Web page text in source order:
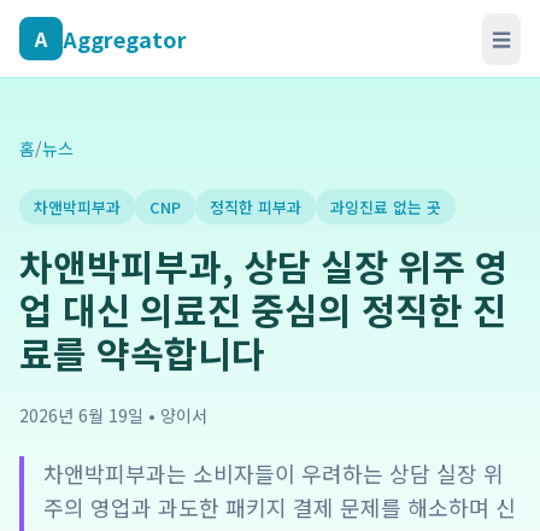
A Aggregator ☰
홈/뉴스
차앤박피부과 CNP 정직한 피부과 과잉진료 없는 곳
차앤박피부과, 상담 실장 위주 영
업 대신 의료진 중심의 정직한 진
료를 약속합니다
2026년 6월 19일 • 양이서
차앤박피부과는 소비자들이 우려하는 상담 실장 위
주의 영업과 과도한 패키지 결제 문제를 해소하며 신